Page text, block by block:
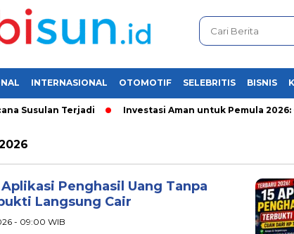
INTERNASIONAL OTOMOTIF SELEBRITIS BISNIS
Susulan Terjadi Investasi Aman untuk Pemula 2026:
Penghasil Uang Tanpa
Langsung Cair
- 09:00 WIB